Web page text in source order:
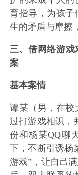
育指导，为孩
生的矛盾与摩擦
三、借网络游
案
基本案情
谭某（男，在校
过打游戏相识，
份和杨某QQ聊
下，不断引诱杨
游戏”，让自己